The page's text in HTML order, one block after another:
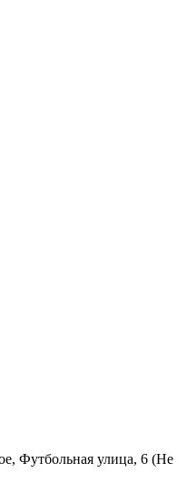
Футбольная улица, 6 (Не